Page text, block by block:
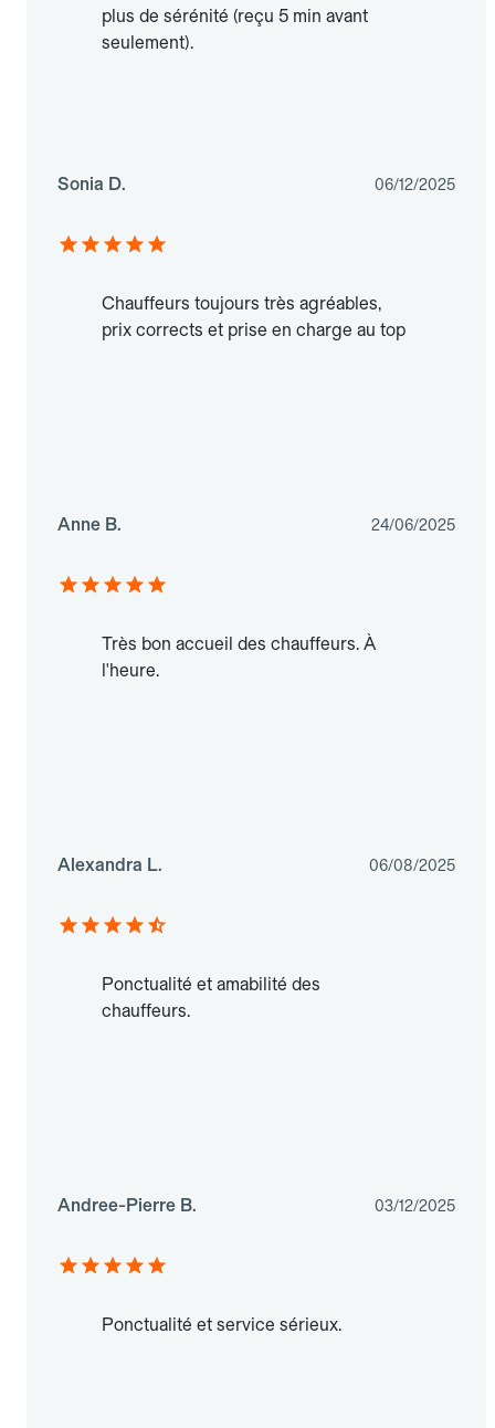
plus de sérénité (reçu 5 min avant
seulement).
Sonia D. 06/12/2025
Chauffeurs toujours très agréables,
prix corrects et prise en charge au top
Anne B. 24/06/2025
Très bon accueil des chauffeurs. À
l'heure.
Alexandra L. 06/08/2025
Ponctualité et amabilité des
chauffeurs.
Andree-Pierre B. 03/12/2025
Ponctualité et service sérieux.